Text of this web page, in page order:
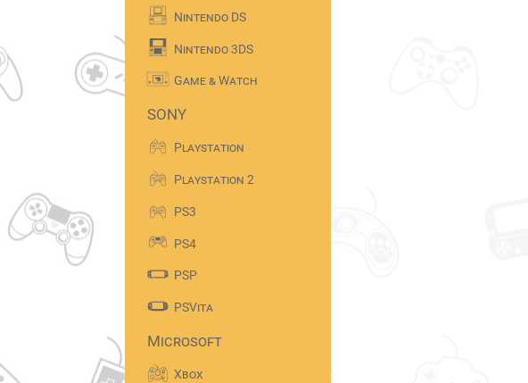
Nintendo DS
Nintendo 3DS
Game & Watch
SONY
Playstation
Playstation 2
PS3
PS4
PSP
PSVita
Microsoft
Xbox